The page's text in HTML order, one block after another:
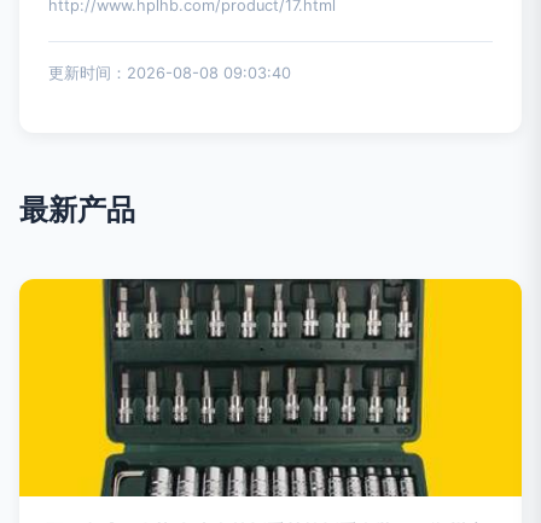
http://www.hplhb.com/product/17.html
更新时间：2026-08-08 09:03:40
最新产品